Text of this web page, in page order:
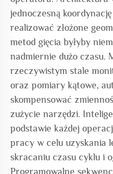
jednoczesną
realizować złożone
metod gięcia byłyby
nadmiernie dużo czasu.
rzeczywistym stale
oraz pomiary kątowe,
skompensować
zużycie narzędzi.
podstawie każdej
pracy w celu uzyskania
skracaniu czasu cyklu i
Programowalne